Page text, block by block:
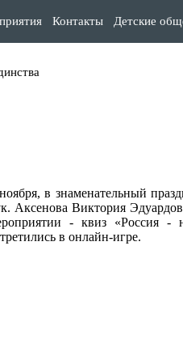
Контакты Детские
в знаменательный
Аксенова Виктория
- квиз «Россия -
в онлайн-игре.